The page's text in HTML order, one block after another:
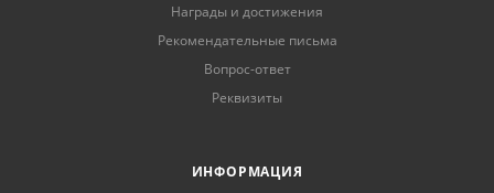
Награды и достижения
Рекомендательные письма
Вопрос-ответ
Реквизиты
ИНФОРМАЦИЯ